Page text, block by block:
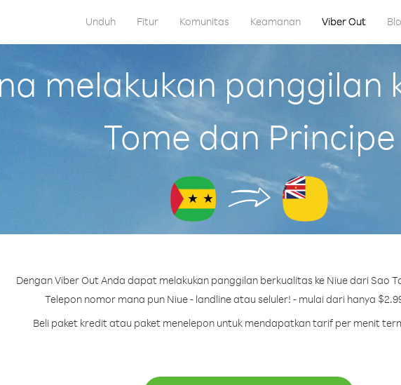
Unduh Fitur Komunitas Keamanan Viber Out
melakukan panggilan
Tome dan Principe
Dengan Viber Out Anda dapat melakukan panggilan berkualitas ke Niue dari Sao
Telepon nomor mana pun Niue - landline atau seluler! - mulai dari hanya
Beli paket kredit atau paket menelepon untuk mendapatkan tarif per menit